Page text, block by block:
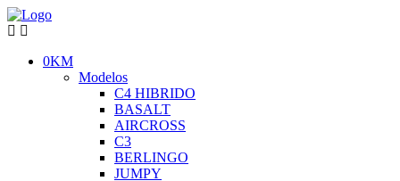
0KM
Modelos
C4 HIBRIDO
BASALT
AIRCROSS
C3
BERLINGO
JUMPY